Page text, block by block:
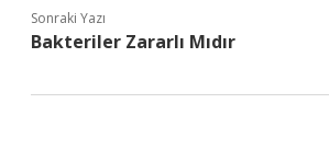
Sonraki Yazı
Bakteriler Zararlı Mıdır